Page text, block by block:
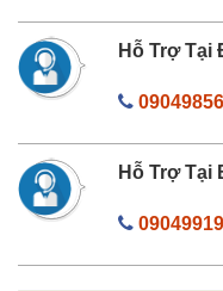
Hỗ Trợ Tại
Hỗ Trợ Tại